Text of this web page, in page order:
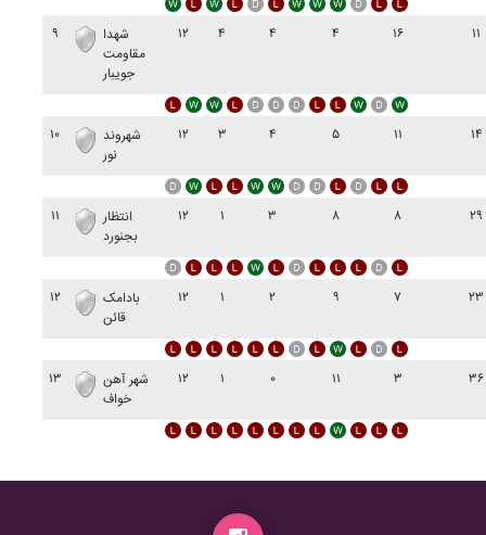
۹
شهدا
مقاومت
جويبار
۱۲ ۴ ۴ ۴ ۱۶ ۱۱
۱۰
شهروند
نور
۱۲ ۳ ۴ ۵ ۱۱ ۱۴
۱۱
انتظار
بجنورد
۱۲ ۱ ۳ ۸ ۸ ۲۹
۱۲
بادامک
قائن
۱۲ ۱ ۲ ۹ ۷ ۲۳
۱۳
شهر آهن
خواف
۱۲ ۱ ۰ ۱۱ ۳ ۳۶